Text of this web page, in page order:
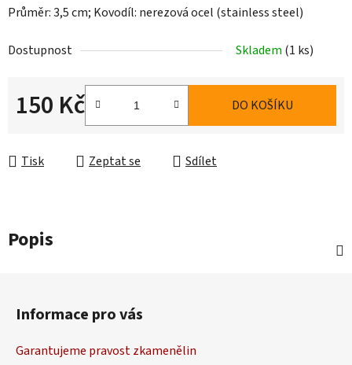
Průměr: 3,5 cm; Kovodíl: nerezová ocel (stainless steel)
Dostupnost Skladem (1 ks)
150 Kč DO KOŠÍKU
Tisk Zeptat se Sdílet
Popis
Informace pro vás
Garantujeme pravost zkamenělin